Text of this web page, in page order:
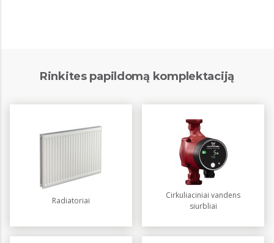
Rinkites papildomą komplektaciją
Radiatoriai
Cirkuliaciniai vandens
siurbliai